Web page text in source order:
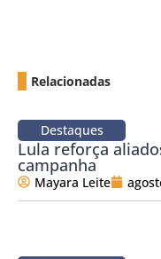
Relacionadas
Destaques
Lula reforça
campanha
Mayara Leite